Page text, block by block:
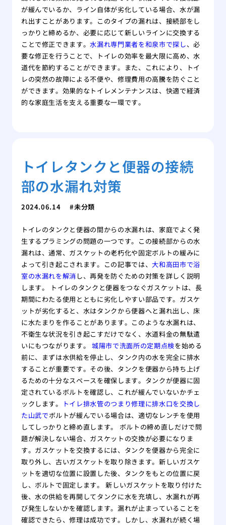
が緩んでいるか、ライン自体が劣化している場合、水が漏
れ出すことがあります。このタイプの漏れは、接続部をし
っかりと締めるか、必要に応じて新しいラインに交換する
ことで修正できます。水漏れ専門業者を和泉市で探し、必
要な修正を行うことで、トイレの効率を最大限に高め、水
道代を節約することができます。また、これにより、トイ
レの突然の故障による不便や、修理費用の高騰を防ぐこと
ができます。効果的なトイレメンテナンスは、快適で経済
的な家庭生活を支える重要な一環です。
トイレタンクと便器の接続
部の水漏れ対策
2024.06.14 未分類
トイレのタンクと便器の間からの水漏れは、家庭でよく発
生するプラミングの問題の一つです。この接続部からの水
漏れは、通常、ガスケットの老朽化や固定ボルトの緩みに
よって引き起こされます。この記事では、大和高田市で浴
室の水漏れを解消 し、再発を防ぐための対策を詳しく説明
します。 トイレのタンクと便器をつなぐガスケットは、長
期間にわたる使用とともに劣化しやすい部品です。ガスケ
ットが劣化すると、水はタンクから便器へと漏れ出し、床
に水たまりを作ることがあります。このような水漏れは、
不衛生な状況を引き起こすだけでなく、水道料金の無駄遣
いにもつながります。城陽市で洗面所の定期点検を始める
前に、まずは水供給を停止し、タンク内の水を完全に排水
することが重要です。その後、タンクを便器から持ち上げ
るための十分なスペースを確保します。タンクが便器に固
定されているボルトを確認し、これが緩んでいないかチェ
ックします。
トイレ排水管のつまり修理に排水口を交換し
た山武でボルトが緩んでいる場合は、適切なレンチを使用
してしっかりと締め直します。 ボルトの締め直しだけで問
題が解決しない場合、ガスケットの交換が必要になりま
す。ガスケットを交換するには、タンクを便器から完全に
取り外し、古いガスケットを取り除きます。新しいガスケ
ットを適切な位置に設置した後、タンクをもとの位置に戻
し、ボルトで固定します。 新しいガスケットを取り付けた
後、水の供給を再開してタンクに水を充填し、水漏れが再
び発生しないかを確認します。漏れが止まっていることを
確認できたら、修理は成功です。しかし、水漏れが続く場